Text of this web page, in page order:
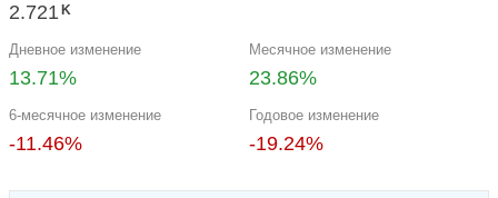
2.721 K
Дневное изменение
13.71%
Месячное изменение
23.86%
6-месячное изменение
-11.46%
Годовое изменение
-19.24%